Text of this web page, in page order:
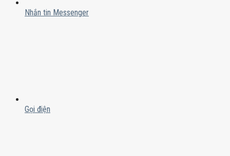
Nhắn tin Messenger
Gọi điện